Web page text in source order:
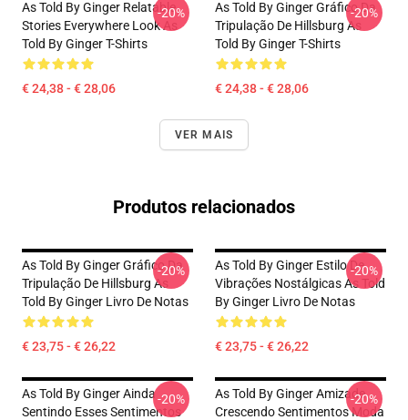
As Told By Ginger Relatable
Stories Everywhere Look As
Told By Ginger T-Shirts
€ 24,38 - € 28,06
-20%
As Told By Ginger Gráfico Da
Tripulação De Hillsburg As
Told By Ginger T-Shirts
€ 24,38 - € 28,06
-20%
VER MAIS
Produtos relacionados
As Told By Ginger Gráfico Da
Tripulação De Hillsburg As
Told By Ginger Livro De Notas
€ 23,75 - € 26,22
-20%
As Told By Ginger Estilo De
Vibrações Nostálgicas As Told
By Ginger Livro De Notas
€ 23,75 - € 26,22
-20%
As Told By Ginger Ainda
Sentindo Esses Sentimentos
-20%
As Told By Ginger Amizade
Crescendo Sentimentos Moda
-20%